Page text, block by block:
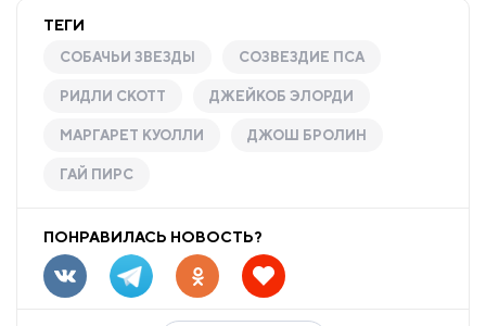
ТЕГИ
СОБАЧЬИ ЗВЕЗДЫ СОЗВЕЗДИЕ ПСА
РИДЛИ СКОТТ ДЖЕЙКОБ ЭЛОРДИ
МАРГАРЕТ КУОЛЛИ ДЖОШ БРОЛИН
ГАЙ ПИРС
ПОНРАВИЛАСЬ НОВОСТЬ?